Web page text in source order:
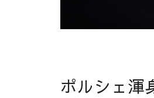
ポルシェ渾